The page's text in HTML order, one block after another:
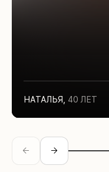
НАТАЛЬЯ, 40 ЛЕТ